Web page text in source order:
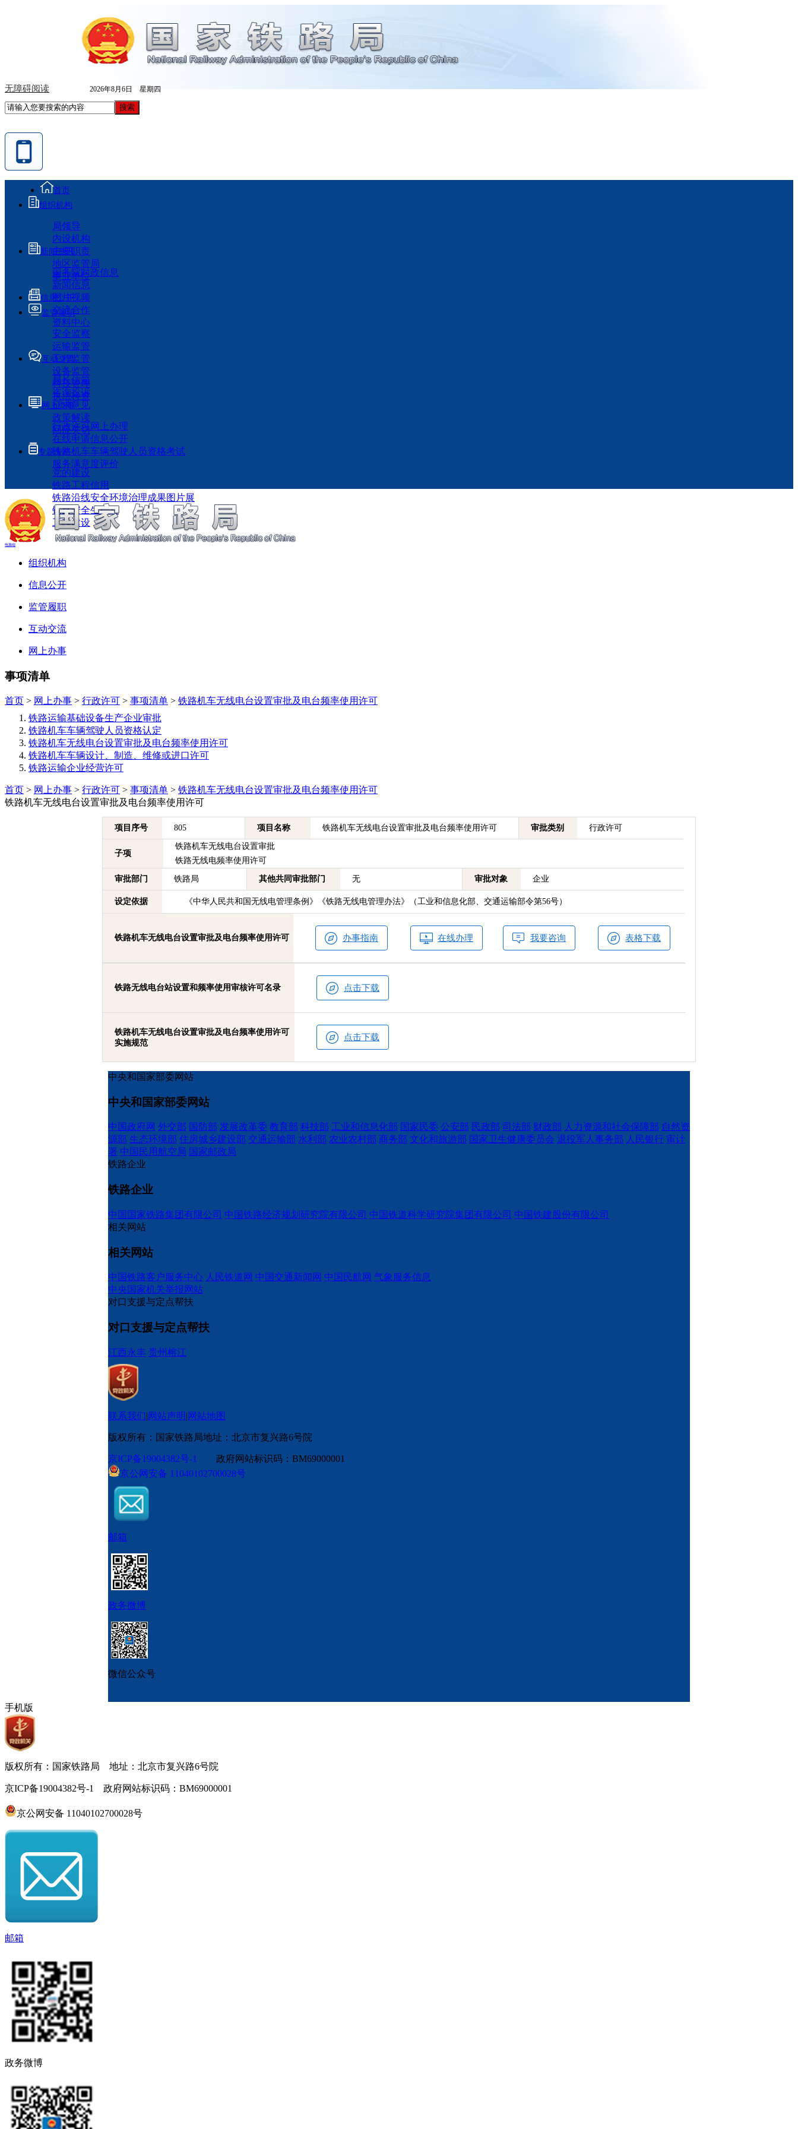
无障碍阅读 2026年8月6日 星期四
首页
组织机构
局领导
内设机构
主要职责
地区监管局
事业单位
新闻资讯
国务院时政信息
新闻信息
图片视频
交流合作
资料中心
信息公开
监管履职
安全监察
运输监管
工程监管
设备监管
科技管理
执法检查
互动交流
局长信箱
咨询投诉
征求意见
政策解读
回应关切
网上办事
行政许可网上办理
在线申请信息公开
铁路机车车辆驾驶人员资格考试
服务满意度评价
专题专栏
党的建设
铁路工程信用
铁路沿线安全环境治理成果图片展
铁路安全生产月
工程建设
电脑端
组织机构
信息公开
监管履职
互动交流
网上办事
事项清单
首页 > 网上办事 > 行政许可 > 事项清单 > 铁路机车无线电台设置审批及电台频率使用许可
铁路运输基础设备生产企业审批
铁路机车车辆驾驶人员资格认定
铁路机车无线电台设置审批及电台频率使用许可
铁路机车车辆设计、制造、维修或进口许可
铁路运输企业经营许可
首页 > 网上办事 > 行政许可 > 事项清单 > 铁路机车无线电台设置审批及电台频率使用许可
铁路机车无线电台设置审批及电台频率使用许可
项目序号 805 项目名称 铁路机车无线电台设置审批及电台频率使用许可 审批类别 行政许可
子项
铁路机车无线电台设置审批
铁路无线电频率使用许可
审批部门 铁路局 其他共同审批部门 无 审批对象 企业
设定依据 《中华人民共和国无线电管理条例》《铁路无线电管理办法》（工业和信息化部、交通运输部令第56号）
铁路机车无线电台设置审批及电台频率使用许可 办事指南 在线办理 我要咨询 表格下载
铁路无线电台站设置和频率使用审核许可名录 点击下载
铁路机车无线电台设置审批及电台频率使用许可
实施规范
点击下载
中央和国家部委网站
中央和国家部委网站
中国政府网 外交部 国防部 发展改革委 教育部 科技部 工业和信息化部 国家民委 公安部 民政部 司法部 财政部 人力资源和社会保障部 自然资
源部 生态环境部 住房城乡建设部 交通运输部 水利部 农业农村部 商务部 文化和旅游部 国家卫生健康委员会 退役军人事务部 人民银行 审计
署 中国民用航空局 国家邮政局
铁路企业
铁路企业
中国国家铁路集团有限公司 中国铁路经济规划研究院有限公司 中国铁道科学研究院集团有限公司 中国铁建股份有限公司
相关网站
相关网站
中国铁路客户服务中心 人民铁道网 中国交通新闻网 中国民航网 气象服务信息
中央国家机关举报网站
对口支援与定点帮扶
对口支援与定点帮扶
江西永丰 贵州榕江
联系我们|网站声明|网站地图
版权所有：国家铁路局地址：北京市复兴路6号院
京ICP备19004382号-1
政府网站标识码：BM69000001
京公网安备 11040102700028号
邮箱
政务微博
微信公众号
手机版
版权所有：国家铁路局 地址：北京市复兴路6号院
京ICP备19004382号-1 政府网站标识码：BM69000001
京公网安备 11040102700028号
邮箱
政务微博